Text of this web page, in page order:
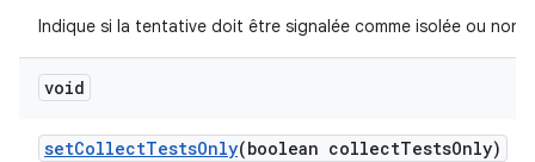
Indique si la tentative doit être signalée comme isolée ou non.
void
setCollectTestsOnly(boolean collectTestsOnly)